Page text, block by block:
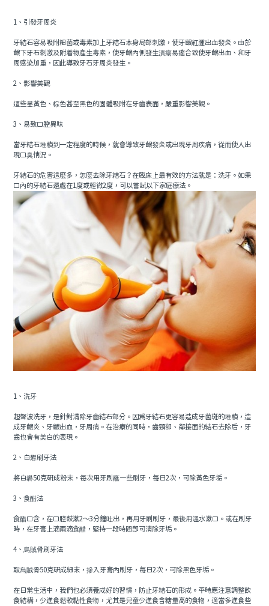
1、引發牙周炎
牙結石容易吸附細菌或毒素加上牙結石本身局部刺激，使牙齦紅腫出血發炎。由於
齦下牙石刺激及附着物產生毒素，使牙齦內側發生潰瘍易癒合致使牙齦出血、和牙
周感染加重，因此導致牙石牙周炎發生。
2、影響美觀
這些呈黃色、棕色甚至黑色的固體吸附在牙齒表面，嚴重影響美觀。
3、易致口腔異味
當牙結石堆積到一定程度的時候，就會導致牙齦發炎或出現牙周疾病，從而使人出
現口臭情況。
牙結石的危害這麼多，怎麼去除牙結石？在臨床上最有效的方法就是：洗牙。如果
口內的牙結石還處在1度或輕微2度，可以嘗試以下家庭療法。
1、洗牙
超聲波洗牙，是針對清除牙齒結石部分。因為牙結石更容易造成牙菌斑的堆積，造
成牙齦炎、牙齦出血，牙周病。在治療的同時，齒頸部、鄰接面的結石去除后，牙
齒也會有美白的表現。
2、白礬刷牙法
將白礬50克研成粉末，每次用牙刷蘸一些刷牙，每日2次，可除黃色牙垢。
3、食醋法
食醋口含，在口腔鼓漱2～3分鐘吐出，再用牙刷刷牙，最後用溫水漱口。或在刷牙
時，在牙膏上滴兩滴食醋，堅持一段時間即可清除牙垢。
4、烏賊骨刷牙法
取烏賊骨50克研成細末，摻入牙膏內刷牙，每日2次，可除黑色牙垢。
在日常生活中，我們也必須養成好的習慣，防止牙結石的形成。平時應注意調整飲
食結構，少進食鬆軟黏性食物，尤其是兒童少進食含糖量高的食物，適當多進食些